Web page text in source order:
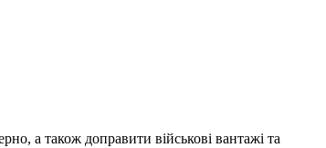
а також доправити військові вантажі та